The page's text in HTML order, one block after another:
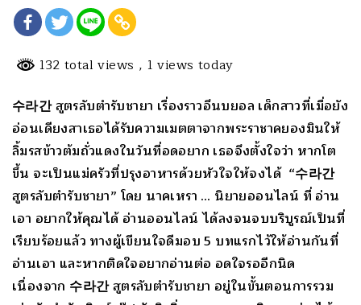
132 total views , 1 views today
수라간 สูตรลับตำรับชายา เรื่องราวอึนบยอล เด็กสาวที่เมื่อยัง
อ่อนเดียงสาเธอได้รับความเมตตาจากพระราชาคยองมินให้
ลิ้มรสข้าวต้มถั่วแดงในวันที่อดอยาก เธอจึงตั้งใจว่า หากโต
ขึ้น จะเป็นแม่ครัวที่ปรุงอาหารด้วยหัวใจให้จงได้ “수라간
สูตรลับตำรับชายา” โดย นาคเหรา … นิยายออนไลน์ ที่ อ่าน
เอา อยากให้คุณได้ อ่านออนไลน์ ได้ลงจนจบบริบูรณ์เป็นที่
เรียบร้อยแล้ว ทางผู้เขียนใจดีมอบ 5 บทแรกไว้ให้อ่านกันที่
อ่านเอา และหากติดใจอยากอ่านต่อ อดใจรออีกนิด
เนื่องจาก 수라간 สูตรลับตำรับชายา อยู่ในขั้นตอนการรวม